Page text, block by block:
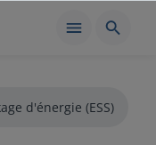
d'énergie (ESS)